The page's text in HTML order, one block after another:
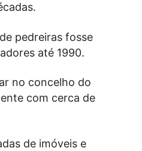
pedreiras fosse
até 1990.
no concelho do
com cerca de
de imóveis e